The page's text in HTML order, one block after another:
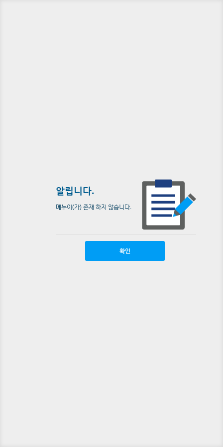
알립니다.
메뉴이(가) 존재 하지 않습니다.